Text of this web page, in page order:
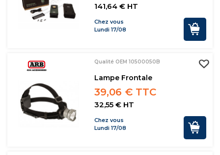
141,64 € HT
Chez vous
Lundi 17/08
Qualité OEM 10500050B
Lampe Frontale
39,06 € TTC
32,55 € HT
Chez vous
Lundi 17/08